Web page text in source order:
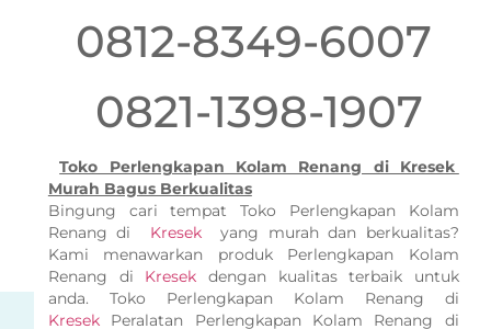
0812-8349-6007
0821-1398-1907
Toko Perlengkapan Kolam Renang di Kresek
Murah Bagus Berkualitas
Bingung cari tempat Toko Perlengkapan Kolam
Renang di Kresekyang murah dan berkualitas?
Kami menawarkan produk Perlengkapan Kolam
Renang di Kresek dengan kualitas terbaik untuk
anda. Toko Perlengkapan Kolam Renang di
KresekPeralatan Perlengkapan Kolam Renang di